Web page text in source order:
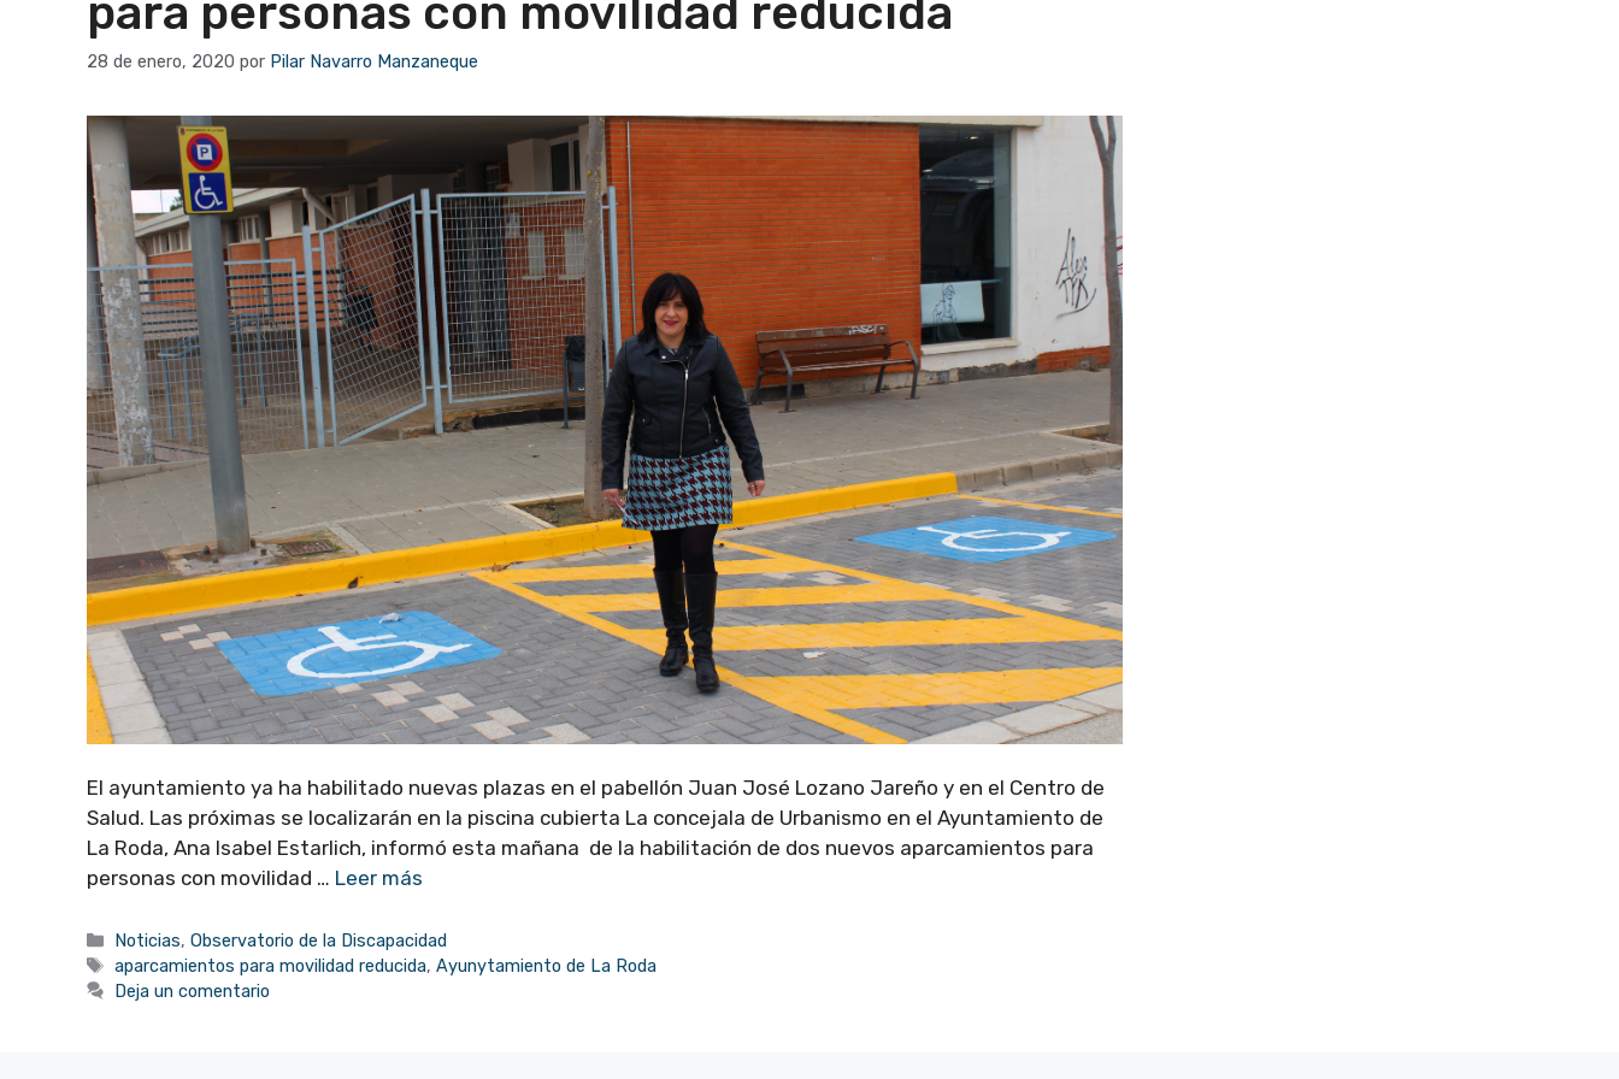
para personas con movilidad reducida
28 de enero, 2020 por Pilar Navarro Manzaneque
El ayuntamiento ya ha habilitado nuevas plazas en el pabellón Juan José Lozano Jareño y en el Centro de
Salud. Las próximas se localizarán en la piscina cubierta La concejala de Urbanismo en el Ayuntamiento de
La Roda, Ana Isabel Estarlich, informó esta mañana de la habilitación de dos nuevos aparcamientos para
personas con movilidad … Leer más
Categorías
Noticias,Observatorio de la Discapacidad
Etiquetas
aparcamientos para movilidad reducida,Ayunytamiento de La Roda
Deja un comentario